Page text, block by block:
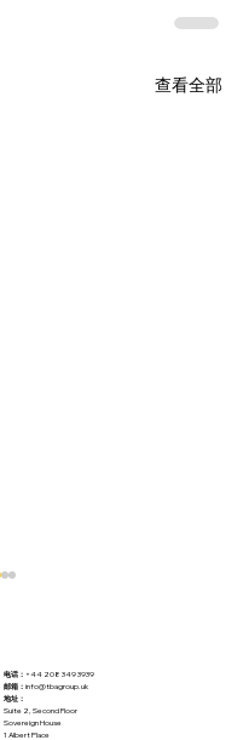
查看全部
电话： +44 208 349 3939
邮箱： info@tbagroup.uk
地址：
Suite 2, Second Floor
Sovereign House
1 Albert Place